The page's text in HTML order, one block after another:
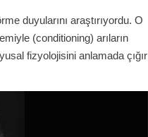
duyularını araştırıyordu. O
(conditioning) arıların
fizyolojisini anlamada çığır